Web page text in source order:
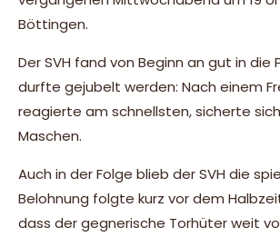
Böttingen.
Der SVH fand von Beginn an gut in
durfte gejubelt werden: Nach einem
reagierte am schnellsten, sicherte
Maschen.
Auch in der Folge blieb der SVH die
Belohnung folgte kurz vor dem
dass der gegnerische Torhüter weit